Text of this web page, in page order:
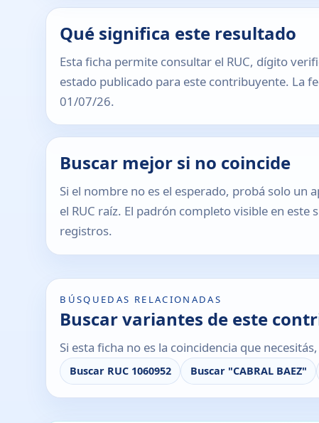
Qué significa este resultado
Esta ficha permite consultar el RUC, dígito
estado publicado para este contribuyente. La
01/07/26.
Buscar mejor si no coincide
Si el nombre no es el esperado, probá solo un
el RUC raíz. El padrón completo visible en este
registros.
BÚSQUEDAS RELACIONADAS
Buscar variantes de este
Si esta ficha no es la coincidencia que
Buscar RUC 1060952 Buscar "CABRAL BAEZ"